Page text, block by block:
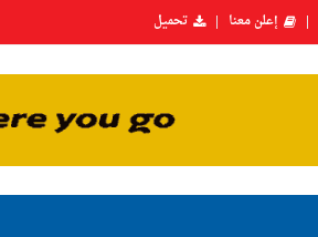
إعلن معنا تحميل